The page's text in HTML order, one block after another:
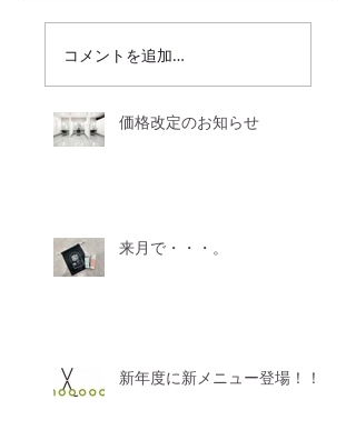
コメントを追加…
価格改定のお知らせ
来月で・・・。
新年度に新メニュー登場！！